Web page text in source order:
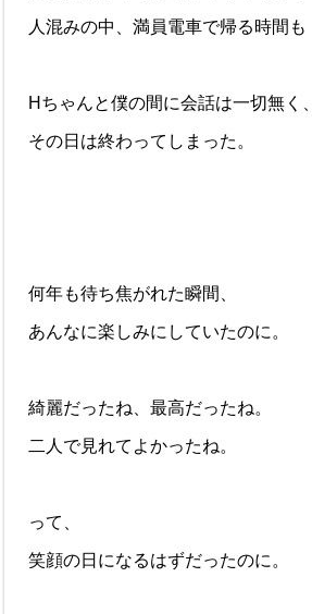
人混みの中、満員電車で帰る時間も
Hちゃんと僕の間に会話は一切無く、
その日は終わってしまった。
何年も待ち焦がれた瞬間、
あんなに楽しみにしていたのに。
綺麗だったね、最高だったね。
二人で見れてよかったね。
って、
笑顔の日になるはずだったのに。